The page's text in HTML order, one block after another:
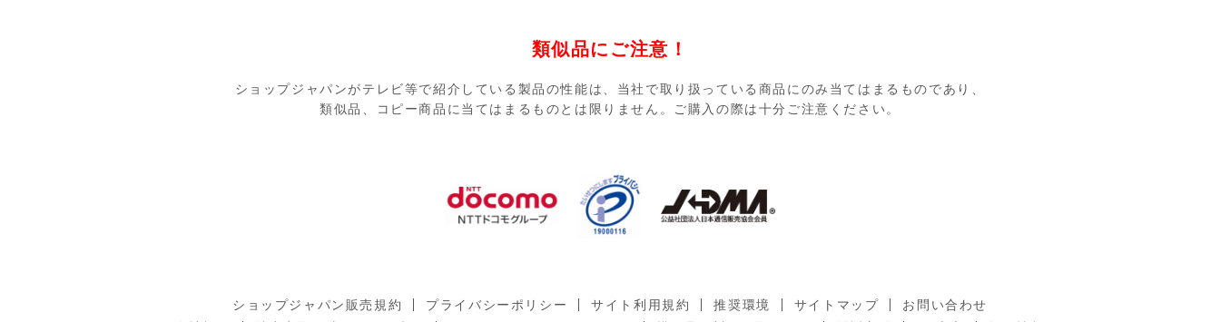
類似品にご注意！
ショップジャパンがテレビ等で紹介している製品の性能は、当社で取り扱っている商品にのみ当てはまるものであり、
類似品、コピー商品に当てはまるものとは限りません。ご購入の際は十分ご注意ください。
ショップジャパン販売規約 プライバシーポリシー サイト利用規約 推奨環境 サイトマップ
お問い合わせ